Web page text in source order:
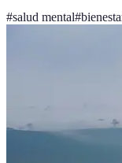
#salud mental#